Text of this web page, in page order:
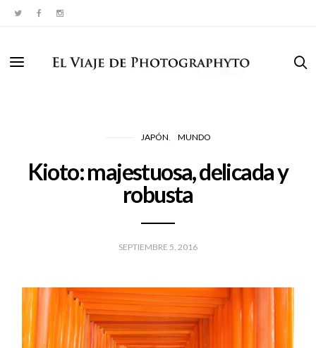
JAPÓN MUNDO
Kioto: majestuosa, delicada y
robusta
SEPTIEMBRE 5, 2016